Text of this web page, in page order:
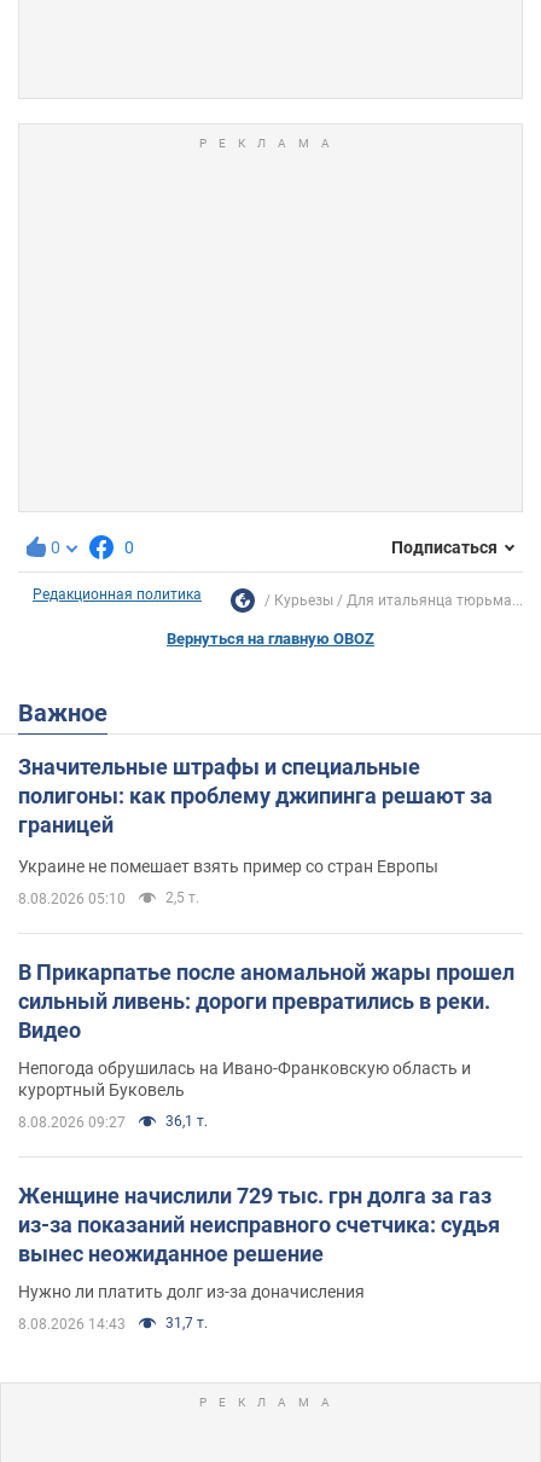
0 0 Подписаться
Редакционная политика Курьезы Для итальянца тюрьма...
Вернуться на главную OBOZ
Важное
Значительные штрафы и специальные
полигоны: как проблему джипинга решают за
границей
Украине не помешает взять пример со стран Европы
8.08.2026 05:10 2,5 т.
В Прикарпатье после аномальной жары прошел
сильный ливень: дороги превратились в реки.
Видео
Непогода обрушилась на Ивано-Франковскую область и
курортный Буковель
8.08.2026 09:27 36,1 т.
Женщине начислили 729 тыс. грн долга за газ
из-за показаний неисправного счетчика: судья
вынес неожиданное решение
Нужно ли платить долг из-за доначисления
8.08.2026 14:43 31,7 т.